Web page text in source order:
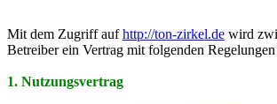
Mit dem Zugriff aufhttp://ton-zirkel.de wird
Betreiber ein Vertrag mit folgenden Regelungen
1. Nutzungsvertrag